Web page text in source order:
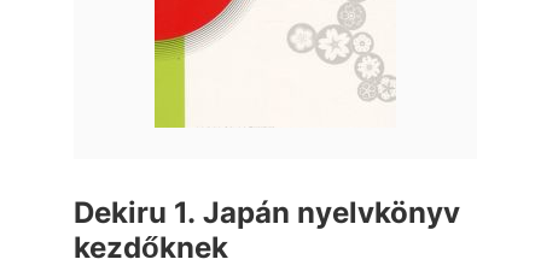
Dekiru 1. Japán nyelvkönyv
kezdőknek